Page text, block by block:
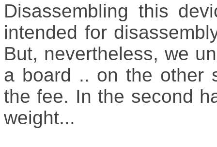
Disassembling this
intended for
But, nevertheless, we
a board .. on the other
the fee. In the second
weight...